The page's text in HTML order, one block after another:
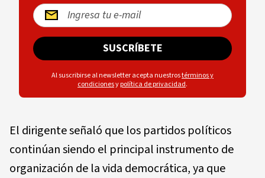
SUSCRÍBETE
Al suscribirse al newsletter acepta nuestrostérminos y
condicionesypolítica de privacidad.
El dirigente señaló que los partidos políticos
continúan siendo el principal instrumento de
organización de la vida democrática, ya que